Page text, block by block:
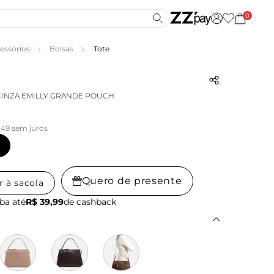
0
Bolsas Tote
EMILLY GRANDE POUCH
sem juros
à sacola Quero de presente
atéR$ 39,99de cashback